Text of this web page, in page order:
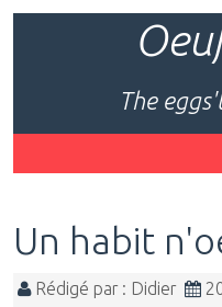
The
Un habit
Rédigé par : Didier